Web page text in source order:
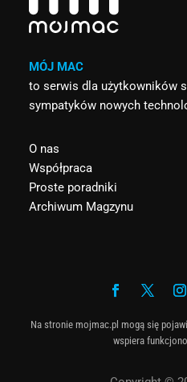
MÓJ MAC
to serwis dla użytkowników
sympatyków nowych
O nas
Współpraca
Proste poradniki
Archiwum Magzynu
Na stronie mojmac.pl mogą się
wspiera